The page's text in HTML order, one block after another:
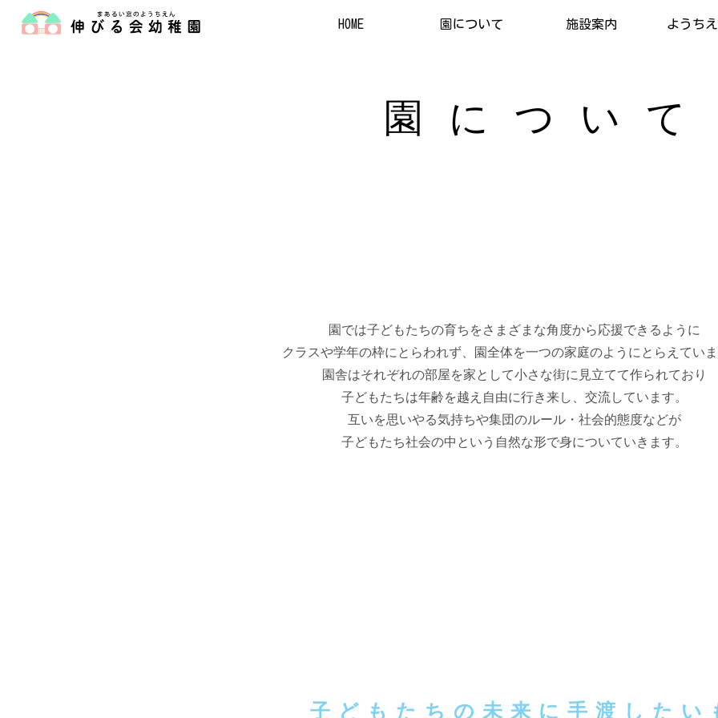
HOME 園について 施設案内 ようちえ
園 に つ い て
園では子どもたちの育ちをさまざまな角度から応援できるように
クラスや学年の枠にとらわれず、園全体を一つの家庭のようにとらえてい
園舎はそれぞれの部屋を家として小さな街に見立てて作られており
子どもたちは年齢を越え自由に行き来し、交流しています。
互いを思いやる気持ちや集団のルール・社会的態度などが
子どもたち社会の中という自然な形で身についていきます。
子どもたちの未来に手渡したい